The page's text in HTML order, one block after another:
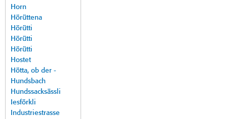
Horn
Hörüttena
Hörütti
Hörütti
Hörütti
Hostet
Hötta, ob der -
Hundsbach
Hundssacksässli
Iesförkli
Industriestrasse